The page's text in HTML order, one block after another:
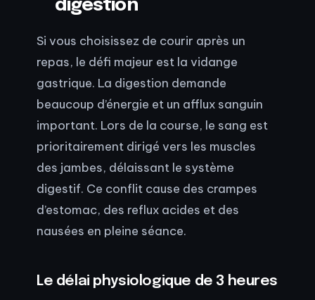
digestion
Si vous choisissez de courir après un
repas, le défi majeur est la vidange
gastrique. La digestion demande
beaucoup d’énergie et un afflux sanguin
important. Lors de la course, le sang est
prioritairement dirigé vers les muscles
des jambes, délaissant le système
digestif. Ce conflit cause des crampes
d’estomac, des reflux acides et des
nausées en pleine séance.
Le délai physiologique de 3 heures